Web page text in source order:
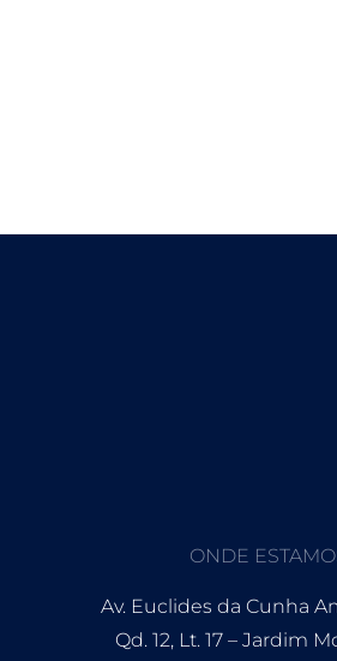
ONDE
Av. Euclides da Cunha
Qd. 12, Lt. 17 – Jardim